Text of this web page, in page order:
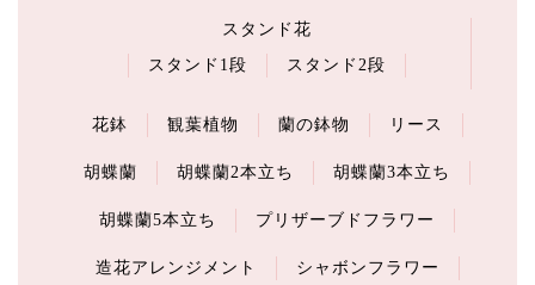
スタンド花
スタンド1段
スタンド2段
花鉢 観葉植物 蘭の鉢物 リース
胡蝶蘭 胡蝶蘭2本立ち 胡蝶蘭3本立ち
胡蝶蘭5本立ち プリザーブドフラワー
造花アレンジメント シャボンフラワー